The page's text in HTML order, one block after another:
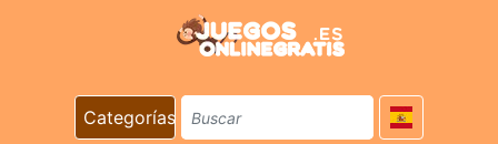
Categorías